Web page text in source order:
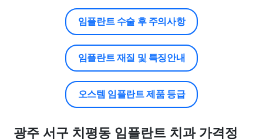
임플란트 수술 후 주의사항
임플란트 재질 및 특징안내
오스템 임플란트 제품 등급
광주 서구 치평동 임플란트 치과 가격정